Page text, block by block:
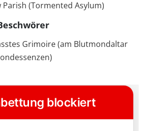
Parish (Tormented Asylum)
Grimoire (am Blutmondaltar